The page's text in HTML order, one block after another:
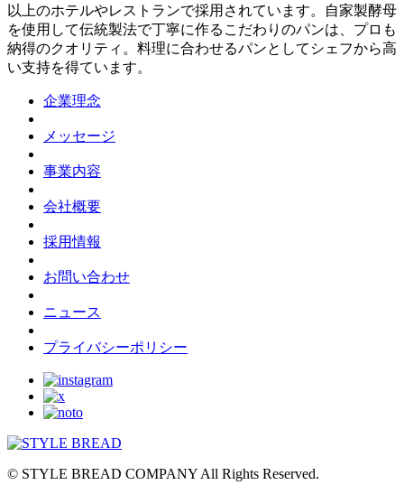
以上のホテルやレストランで採用されています。自家製酵母
を使用して伝統製法で丁寧に作るこだわりのパンは、プロも
納得のクオリティ。料理に合わせるパンとしてシェフから高
い支持を得ています。
企業理念
メッセージ
事業内容
会社概要
採用情報
お問い合わせ
ニュース
プライバシーポリシー
© STYLE BREAD COMPANY All Rights Reserved.